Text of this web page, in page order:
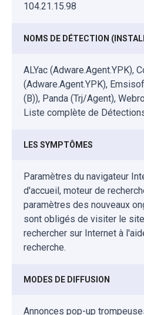
104.21.15.98
NOMS DE DÉTECTION
ALYac (Adware.Agent.YPK),
(Adware.Agent.YPK),
(B)), Panda (Trj/Agent),
Liste complète de
LES SYMPTÔMES
Paramètres du navigateur
d'accueil, moteur de
paramètres des nouveaux
sont obligés de visiter le
rechercher sur Internet à
recherche.
MODES DE DIFFUSION
Annonces pop-up